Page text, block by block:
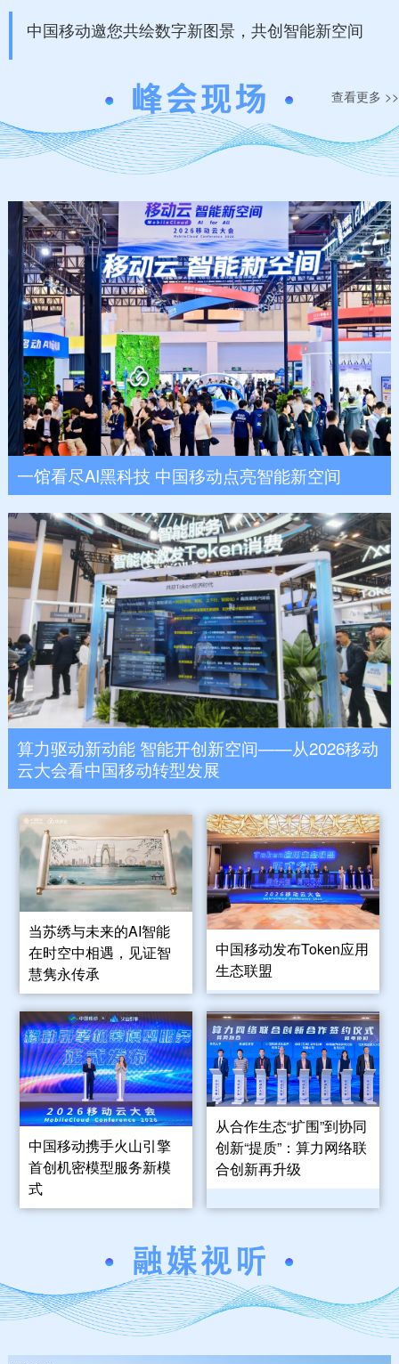
中国移动邀您共绘数字新图景，共创智能新空间
查看更多 >>
一馆看尽AI黑科技 中国移动点亮智能新空间
算力驱动新动能 智能开创新空间——从2026移动
云大会看中国移动转型发展
当苏绣与未来的AI智能
在时空中相遇，见证智
慧隽永传承
中国移动发布Token应用
生态联盟
中国移动携手火山引擎
首创机密模型服务新模
式
从合作生态“扩围”到协同
创新“提质”：算力网络联
合创新再升级